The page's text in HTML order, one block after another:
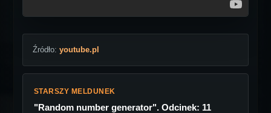
Źródło: youtube.pl
STARSZY MELDUNEK
"Random number generator". Odcinek: 11